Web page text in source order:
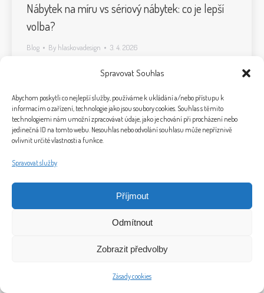
Spravovat Souhlas
Abychom poskytli co nejlepší služby, používáme k ukládání a/nebo přístupu k
informacím o zařízení, technologie jako jsou soubory cookies. Souhlas s těmito
technologiemi nám umožní zpracovávat údaje, jako je chování při procházení nebo
jedinečná ID na tomto webu. Nesouhlas nebo odvolání souhlasu může nepříznivě
ovlivnit určité vlastnosti a funkce.
Spravovat služby
Příjmout
Odmítnout
Zobrazit předvolby
Zásady cookies
Nábytek na míru vs sériový nábytek: co je lepší
volba?
Blog By hlaskovadesign 3. 4. 2026
© 2026 Bytový design a home staging Ivet Design
Clocan Jakubmasek.cz
Bottom-menu